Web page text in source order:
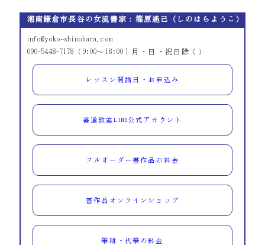
湘南鎌倉市長谷の女流書家：篠原遙己（しのはらようこ）
info@yoko-shinohara.com
090-5448-7178（9:00～18:00｜月・日・祝日除く）
レッスン開講日・お申込み
書道教室LINE公式アカウント
フルオーダー書作品の料金
書作品オンラインショップ
筆耕・代筆の料金